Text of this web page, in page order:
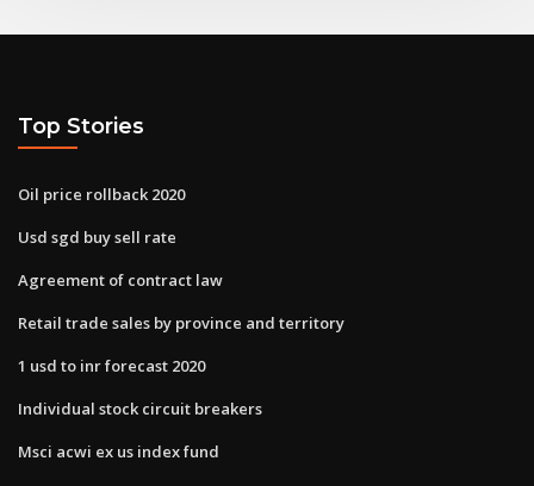
Top Stories
Oil price rollback 2020
Usd sgd buy sell rate
Agreement of contract law
Retail trade sales by province and territory
1 usd to inr forecast 2020
Individual stock circuit breakers
Msci acwi ex us index fund